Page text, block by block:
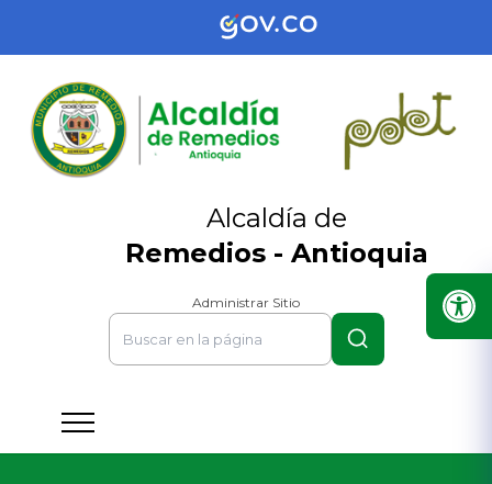
Alcaldía de
Remedios - Antioquia
Administrar Sitio